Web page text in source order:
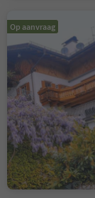
Op aanvraag